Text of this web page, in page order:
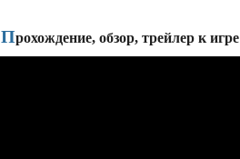
Прохождение, обзор, трейлер к